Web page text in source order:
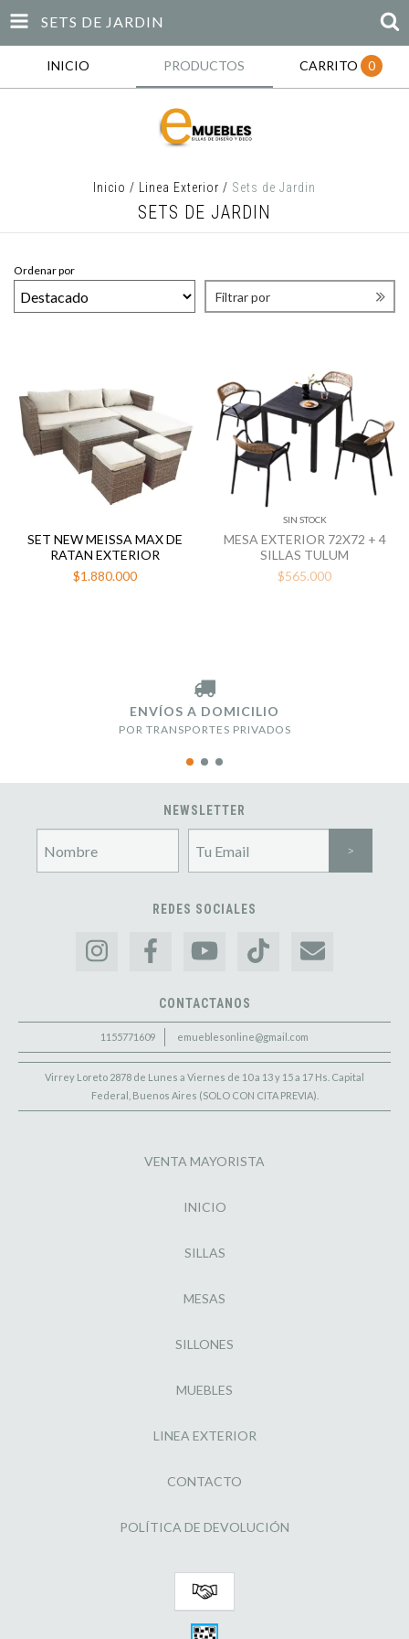
SETS DE JARDIN
INICIO PRODUCTOS CARRITO 0
Inicio / Linea Exterior / Sets de Jardin
SETS DE JARDIN
Ordenar por
Filtrar por
SET NEW MEISSA MAX DE
RATAN EXTERIOR
$1.880.000
SIN STOCK
MESA EXTERIOR 72X72 + 4
SILLAS TULUM
$565.000
ENVÍOS A DOMICILIO
POR TRANSPORTES PRIVADOS
NEWSLETTER
REDES SOCIALES
CONTACTANOS
1155771609 emueblesonline@gmail.com
Virrey Loreto 2878 de Lunes a Viernes de 10 a 13 y 15 a 17 Hs. Capital
Federal, Buenos Aires (SOLO CON CITA PREVIA).
VENTA MAYORISTA
INICIO
SILLAS
MESAS
SILLONES
MUEBLES
LINEA EXTERIOR
CONTACTO
POLÍTICA DE DEVOLUCIÓN